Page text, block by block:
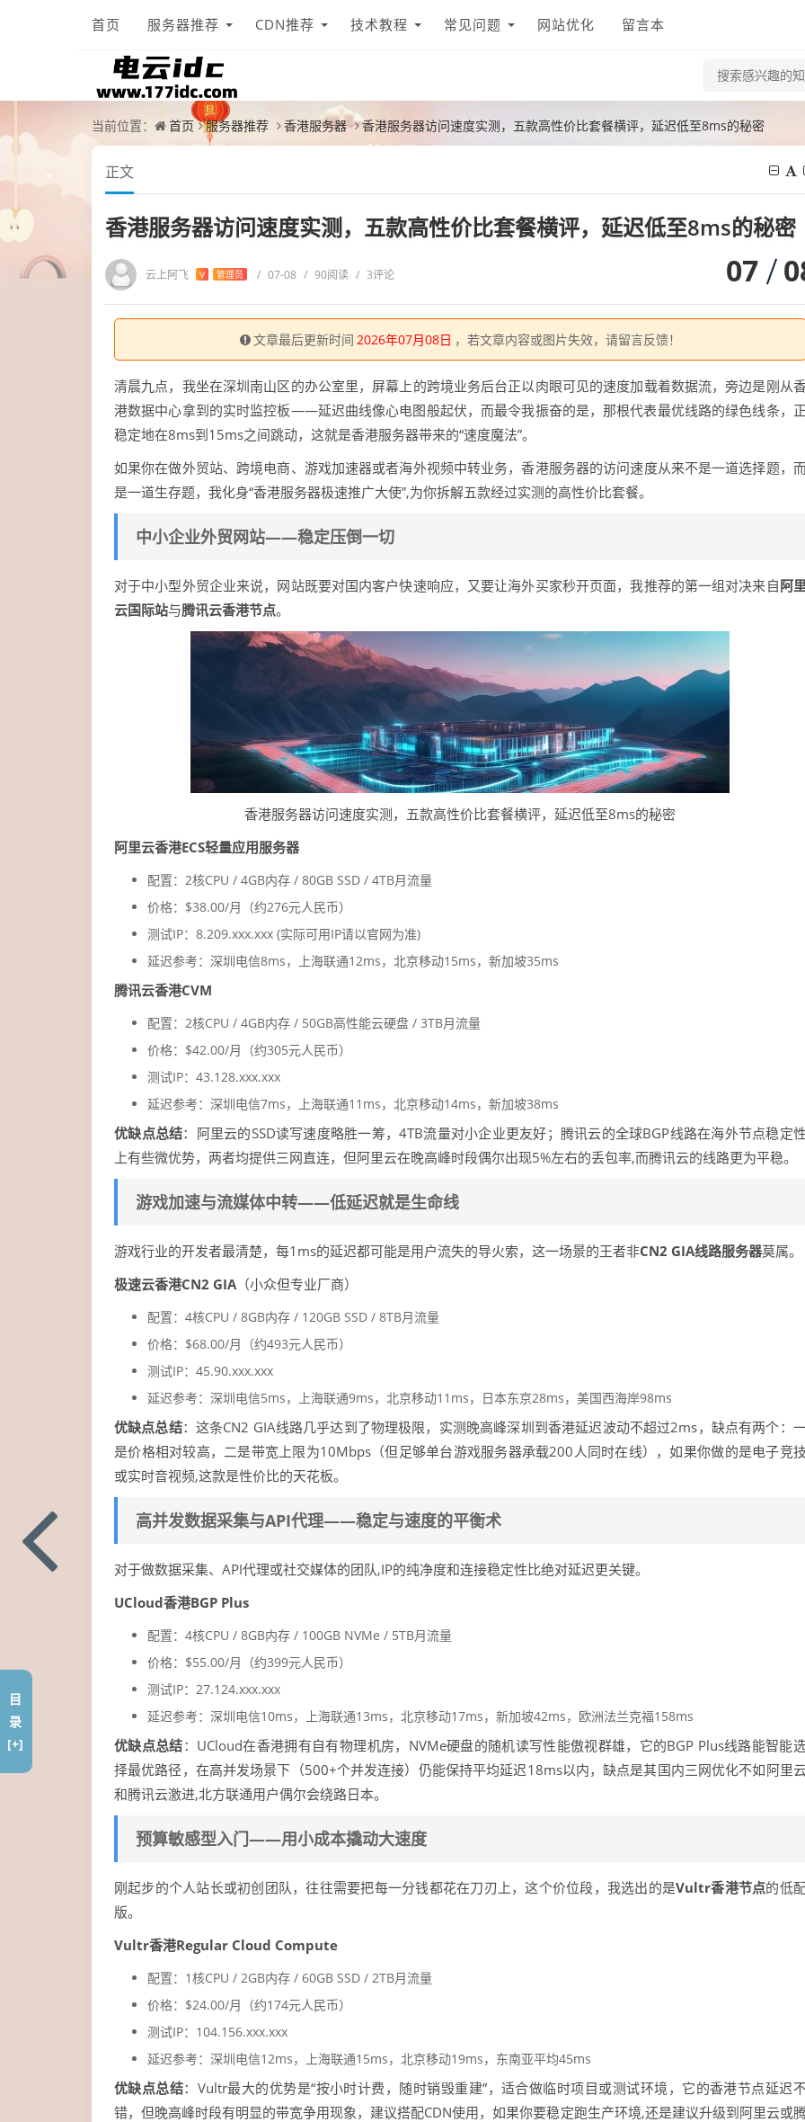
首页 服务器推荐 CDN推荐 技术教程 常见问题 网站优化 留言本
当前位置： 首页 服务器推荐 香港服务器 香港服务器访问速度实测，五款高性价比套餐横评，延迟低至8ms的秘密
正文
香港服务器访问速度实测，五款高性价比套餐横评，延迟低至8ms的秘密
云上阿飞 V 管理员 / 07-08 / 90阅读 / 3评论 07
文章最后更新时间 2026年07月08日 ，若文章内容或图片失效，请留言反馈！
清晨九点，我坐在深圳南山区的办公室里，屏幕上的跨境业务后台正以肉眼可见的速度加载着数据流，旁边是刚从
港数据中心拿到的实时监控板——延迟曲线像心电图般起伏，而最令我振奋的是，那根代表最优线路的绿色线条，
稳定地在8ms到15ms之间跳动，这就是香港服务器带来的“速度魔法”。
如果你在做外贸站、跨境电商、游戏加速器或者海外视频中转业务，香港服务器的访问速度从来不是一道选择题，
是一道生存题，我化身“香港服务器极速推广大使”,为你拆解五款经过实测的高性价比套餐。
中小企业外贸网站——稳定压倒一切
对于中小型外贸企业来说，网站既要对国内客户快速响应，又要让海外买家秒开页面，我推荐的第一组对决来自阿
云国际站与腾讯云香港节点。
香港服务器访问速度实测，五款高性价比套餐横评，延迟低至8ms的秘密
阿里云香港ECS轻量应用服务器
配置：2核CPU / 4GB内存 / 80GB SSD / 4TB月流量
价格：$38.00/月（约276元人民币）
测试IP：8.209.xxx.xxx (实际可用IP请以官网为准)
延迟参考：深圳电信8ms，上海联通12ms，北京移动15ms，新加坡35ms
腾讯云香港CVM
配置：2核CPU / 4GB内存 / 50GB高性能云硬盘 / 3TB月流量
价格：$42.00/月（约305元人民币）
测试IP：43.128.xxx.xxx
延迟参考：深圳电信7ms，上海联通11ms，北京移动14ms，新加坡38ms
优缺点总结：阿里云的SSD读写速度略胜一筹，4TB流量对小企业更友好；腾讯云的全球BGP线路在海外节点稳定
上有些微优势，两者均提供三网直连，但阿里云在晚高峰时段偶尔出现5%左右的丢包率,而腾讯云的线路更为平稳。
游戏加速与流媒体中转——低延迟就是生命线
游戏行业的开发者最清楚，每1ms的延迟都可能是用户流失的导火索，这一场景的王者非CN2 GIA线路服务器莫属。
极速云香港CN2 GIA（小众但专业厂商）
配置：4核CPU / 8GB内存 / 120GB SSD / 8TB月流量
价格：$68.00/月（约493元人民币）
测试IP：45.90.xxx.xxx
延迟参考：深圳电信5ms，上海联通9ms，北京移动11ms，日本东京28ms，美国西海岸98ms
优缺点总结：这条CN2 GIA线路几乎达到了物理极限，实测晚高峰深圳到香港延迟波动不超过2ms，缺点有两个：
是价格相对较高，二是带宽上限为10Mbps（但足够单台游戏服务器承载200人同时在线），如果你做的是电子竞
或实时音视频,这款是性价比的天花板。
高并发数据采集与API代理——稳定与速度的平衡术
对于做数据采集、API代理或社交媒体的团队,IP的纯净度和连接稳定性比绝对延迟更关键。
UCloud香港BGP Plus
配置：4核CPU / 8GB内存 / 100GB NVMe / 5TB月流量
价格：$55.00/月（约399元人民币）
测试IP：27.124.xxx.xxx
延迟参考：深圳电信10ms，上海联通13ms，北京移动17ms，新加坡42ms，欧洲法兰克福158ms
优缺点总结：UCloud在香港拥有自有物理机房，NVMe硬盘的随机读写性能傲视群雄，它的BGP Plus线路能智能
择最优路径，在高并发场景下（500+个并发连接）仍能保持平均延迟18ms以内，缺点是其国内三网优化不如阿里
和腾讯云激进,北方联通用户偶尔会绕路日本。
预算敏感型入门——用小成本撬动大速度
刚起步的个人站长或初创团队，往往需要把每一分钱都花在刀刃上，这个价位段，我选出的是Vultr香港节点的低
版。
Vultr香港Regular Cloud Compute
配置：1核CPU / 2GB内存 / 60GB SSD / 2TB月流量
价格：$24.00/月（约174元人民币）
测试IP：104.156.xxx.xxx
延迟参考：深圳电信12ms，上海联通15ms，北京移动19ms，东南亚平均45ms
优缺点总结：Vultr最大的优势是“按小时计费，随时销毁重建”，适合做临时项目或测试环境，它的香港节点延迟
错，但晚高峰时段有明显的带宽争用现象，建议搭配CDN使用，如果你要稳定跑生产环境,还是建议升级到阿里云或
目
录
[+]